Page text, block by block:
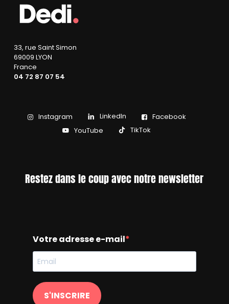
33, rue Saint Simon
69009 LYON
France
04 72 87 07 54
Instagram LinkedIn
Facebook
YouTube
TikTok
Restez dans le coup avec notre newsletter
Votre adresse e-mail
S'INSCRIRE